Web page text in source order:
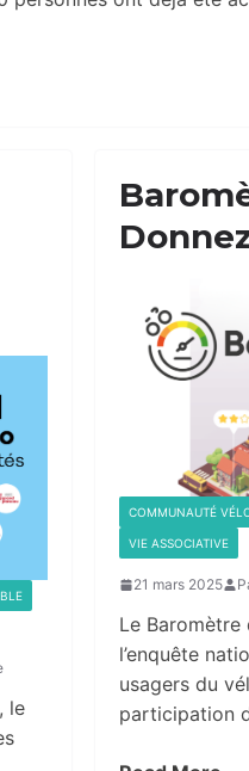
le
COMMUNAUTÉ
VIE ASSOCIATIVE
21 mars 2025
Le
l’enquête
usagers du
participation